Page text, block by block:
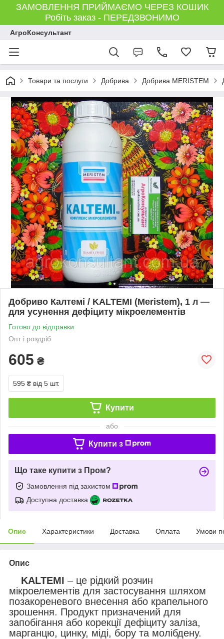
ЗАМОВЛЕННЯ ПРИЙМАЄМО ЧЕРЕЗ КОШИК
Робіть заказ - ПЕРЕДЗВОНИМО
АгроКонсультант
Товари та послуги Добрива Добрива MERISTEM
Добриво Калтемі / KALTEMI (Meristem), 1 л —
для усунення дефіциту мікроелементів
Готово до відправки
Опт і роздріб
605 ₴
595 ₴ від 5 шт.
Купити
або
Купити з
Що таке купити з Пром?
Замовлення під захистом
Доступна доставка
Опис Характеристики Доставка Оплата Умови
Опис
KALTEMI – це рідкий розчин
мікроелементів для застосування шляхом
позакореневого внесення або крапельного
зрошення. Продукт призначений для
запобігання або корекції дефіциту заліза,
марганцю, цинку, міді, бору та молібдену.